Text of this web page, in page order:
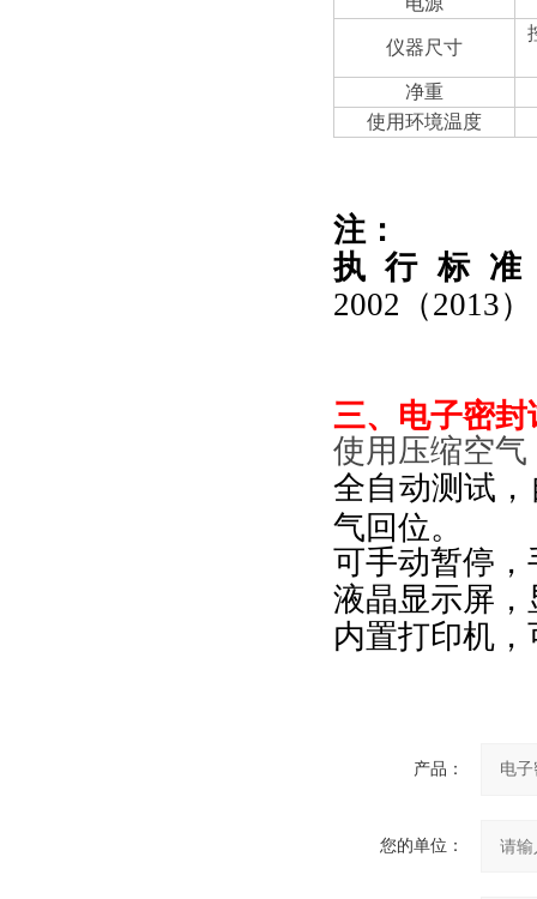
仪器尺寸
净重
使用环境温度
注：
执行标
2002（2013）
三、 电子密
使用压缩空
全自动测试
气回位。
可手动暂停
液晶显示屏
内置打印机
产品：
您的单位：